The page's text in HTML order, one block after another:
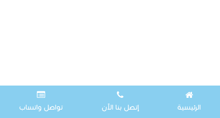
الرئيسية إتصل بنا الآن تواصل واتساب